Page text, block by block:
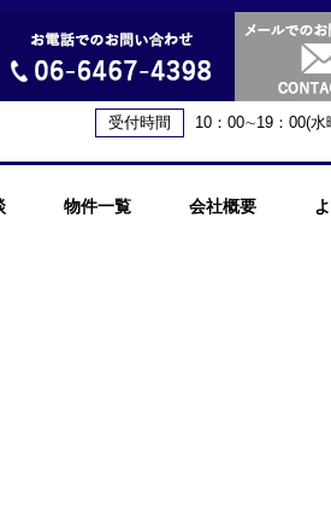
受付時間 10：00∼19：00(水
物件一覧 会社概要